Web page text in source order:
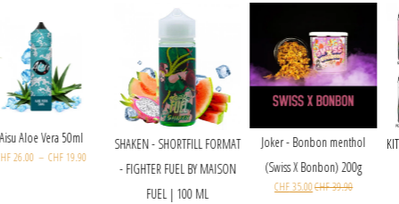
Joker - Bonbon menthol
(Swiss X Bonbon) 200g
CHF39.90
CHF35.00
SHAKEN - SHORTFILL FORMAT
- FIGHTER FUEL BY MAISON
FUEL | 100 ML
Aisu Aloe Vera 50ml
CHF19.90
–
CHF26.00